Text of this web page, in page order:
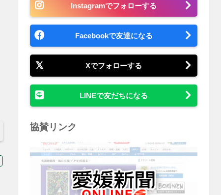
Instagramでフォローする
Facebookで友達になる
Xでフォローする
LINEで友だちになる
協賛リンク